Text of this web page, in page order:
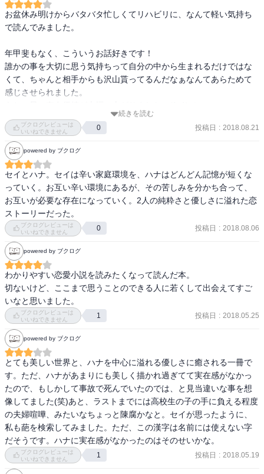
お盆休み明けからバタバタ忙しくてリハビリに、なんて軽い気持ち
で読んでみました。
年甲斐もなく、こういうお話好きです！
誰かの事を大切に思う気持ちって自分の中から生まれるだけではな
くて、ちゃんと相手からも沢山貰ってるんだなぁなんてあらためて
感じさせられました。
素敵な星の表現に感動です！
セイちゃんていい名前だ☆彡.。
続きを読む
ブクログレビューは
いいねできません
0 投稿日 : 2018.08.21
powered by ブクログ
セイとハナ。セイは辛い家庭環境を、ハナはどんどん記憶が短くな
っていく。お互い辛い環境にあるが、その苦しみを分かち合って、
お互いが必要な存在になっていく。2人の純粋さと優しさに溢れた恋
ストーリーだった。
ブクログレビューは
いいねできません
0 投稿日 : 2018.08.06
powered by ブクログ
わかりやすい恋愛小説を読みたくなって読んだ本。
切ないけど、ここまで思うことのできる人に若くして出会えてすご
いなと思いました。
ブクログレビューは
いいねできません
1 投稿日 : 2018.05.25
powered by ブクログ
とても美しい世界と、ハナを中心に溢れる優しさに癒される一冊で
す。ただ、ハナがあまりにも美しく描かれ過ぎてて実在感がなかっ
たので、もしかして事故で死んでいたのでは、と見当違いな事を想
像してました(笑)あと、ラストまでには高校生の子の手に負える程度
の夫婦喧嘩、みたいなちょっと陳腐かなと。セイが思ったように、
私も葩を検索してみました。ただ、この漢字は名前には使えない字
だそうです。ハナに実在感がなかったのはそのせいかな。
ブクログレビューは
いいねできません
1 投稿日 : 2018.05.19